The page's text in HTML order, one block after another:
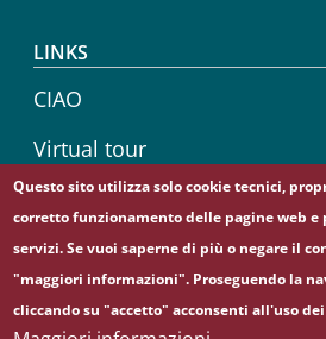
LINKS
CIAO
Virtual tour
Sapienza Store
© Sapienza Università di Roma -
Questo sito utilizza solo cookie tecnici,
corretto funzionamento delle pagine web
servizi. Se vuoi saperne di più o negare il
"maggiori informazioni". Proseguendo la
cliccando su "accetto" acconsenti all'uso